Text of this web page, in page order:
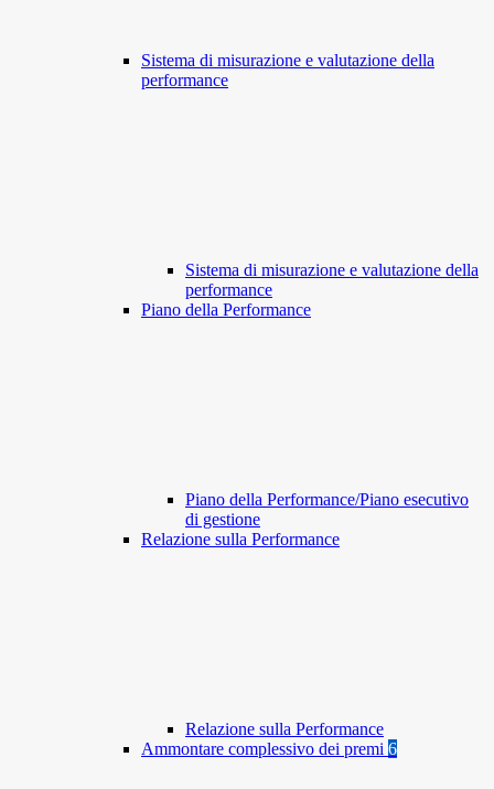
Sistema di misurazione e valutazione della
performance
Sistema di misurazione e valutazione della
performance
Piano della Performance
Piano della Performance/Piano esecutivo
di gestione
Relazione sulla Performance
Relazione sulla Performance
Ammontare complessivo dei premi 6